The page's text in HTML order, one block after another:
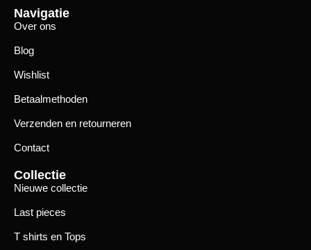
Navigatie
Over ons
Blog
Wishlist
Betaalmethoden
Verzenden en retourneren
Contact
Collectie
Nieuwe collectie
Last pieces
T shirts en Tops